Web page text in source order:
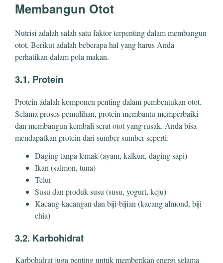
Membangun Otot
Nutrisi adalah salah satu faktor terpenting dalam membangun
otot. Berikut adalah beberapa hal yang harus Anda
perhatikan dalam pola makan.
3.1. Protein
Protein adalah komponen penting dalam pembentukan otot.
Selama proses pemulihan, protein membantu memperbaiki
dan membangun kembali serat otot yang rusak. Anda bisa
mendapatkan protein dari sumber-sumber seperti:
Daging tanpa lemak (ayam, kalkun, daging sapi)
Ikan (salmon, tuna)
Telur
Susu dan produk susu (susu, yogurt, keju)
Kacang-kacangan dan biji-bijian (kacang almond, biji
chia)
3.2. Karbohidrat
Karbohidrat juga penting untuk memberikan energi selama